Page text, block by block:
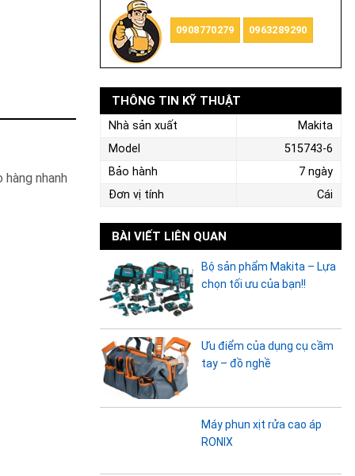
0908770279 0963289290
hàng nhanh
THÔNG TIN KỸ THUẬT
Nhà sản xuất
Makita
Model
515743-6
Bảo hành
7 ngày
Đơn vị tính
Cái
BÀI VIẾT LIÊN QUAN
Bộ sản phẩm Makita – Lựa
chọn tối ưu của bạn!!
Ưu điểm của dụng cụ cầm
tay – đồ nghề
Máy phun xịt rửa cao áp
RONIX